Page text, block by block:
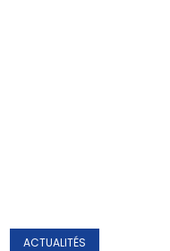
ACTUALITÉS